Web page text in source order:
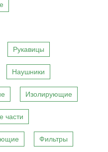
Рукавицы
Наушники
Изолирующие
части
Фильтры